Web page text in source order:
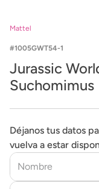
Mattel
1005GWT54-1
Jurassic
Suchomimus
Déjanos tus datos
vuelva a estar